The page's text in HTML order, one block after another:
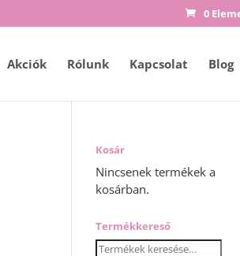
0
Akciók Rólunk Kapcsolat Blog
Kosár
Nincsenek termékek a
kosárban.
Termékkereső
Keresés